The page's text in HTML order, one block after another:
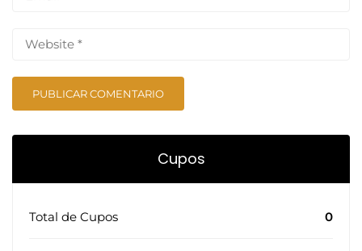
Cupos
Total de Cupos 0